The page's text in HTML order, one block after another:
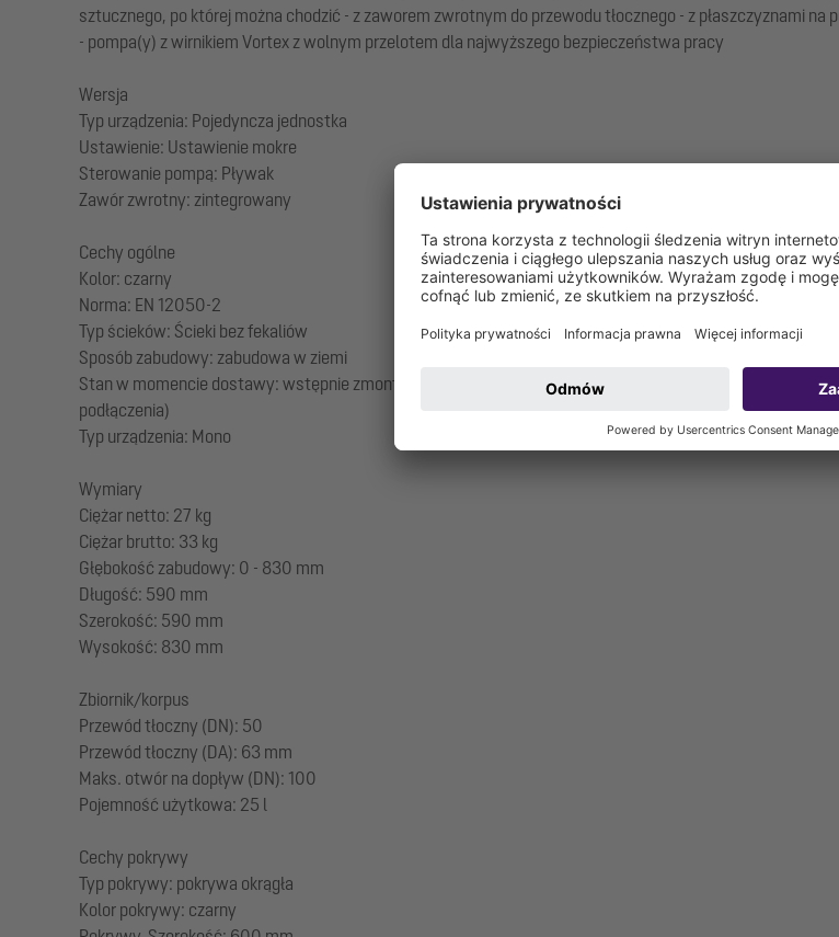
sztucznego, po której można chodzić - z zaworem zwrotnym do przewodu tłocznego - z płaszczyznami
- pompa(y) z wirnikiem Vortex z wolnym przelotem dla najwyższego bezpieczeństwa pracy
Wersja
Typ urządzenia: Pojedyncza jednostka
Ustawienie: Ustawienie mokre
Sterowanie pompą: Pływak
Zawór zwrotny: zintegrowany
Cechy ogólne
Kolor: czarny
Norma: EN 12050-2
Typ ścieków: Ścieki bez fekaliów
Sposób zabudowy: zabudowa w ziemi
Stan w momencie dostawy: wstępnie zmontowany do montażu końcowego w miejscu instalacji (pompy i
podłączenia)
Typ urządzenia: Mono
Wymiary
Ciężar netto: 27 kg
Ciężar brutto: 33 kg
Głębokość zabudowy: 0 - 830 mm
Długość: 590 mm
Szerokość: 590 mm
Wysokość: 830 mm
Zbiornik/korpus
Przewód tłoczny (DN): 50
Przewód tłoczny (DA): 63 mm
Maks. otwór na dopływ (DN): 100
Pojemność użytkowa: 25 l
Cechy pokrywy
Typ pokrywy: pokrywa okrągła
Kolor pokrywy: czarny